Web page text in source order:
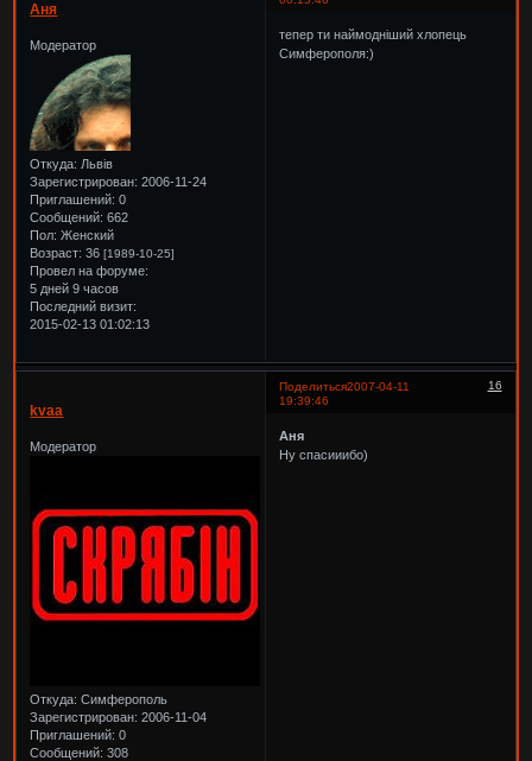
Аня
Модератор
Откуда: Львів
Зарегистрирован: 2006-11-24
Приглашений: 0
Сообщений: 662
Пол: Женский
Возраст: 36[1989-10-25]
Провел на форуме:
5 дней 9 часов
Последний визит:
2015-02-13 01:02:13
тепер ти наймодніший хлопець
Симферополя:)
Поделиться 16
2007-04-11
19:39:46
kvaa
Модератор
Откуда: Симферополь
Зарегистрирован: 2006-11-04
Приглашений: 0
Сообщений: 308
Аня
Ну спасииибо)